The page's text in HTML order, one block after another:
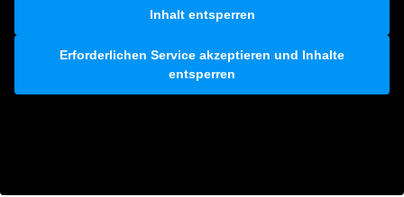
Inhalt entsperren
Erforderlichen Service akzeptieren und Inhalte
entsperren